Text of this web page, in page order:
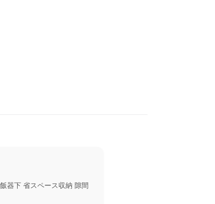
器下 省スペース収納 隙間